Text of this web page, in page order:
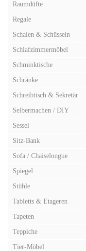
Raumdüfte
Regale
Schalen & Schüsseln
Schlafzimmermöbel
Schminktische
Schränke
Schreibtisch & Sekretär
Selbermachen / DIY
Sessel
Sitz-Bank
Sofa / Chaiselongue
Spiegel
Stühle
Tabletts & Etageren
Tapeten
Teppiche
Tier-Möbel